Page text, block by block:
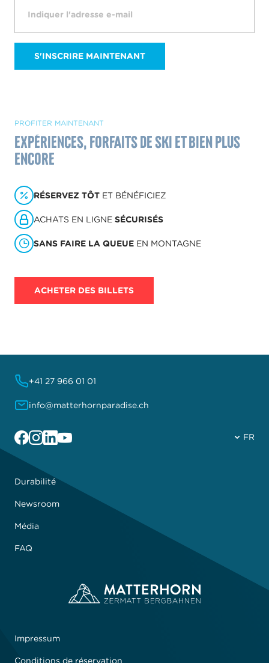
S'INSCRIRE MAINTENANT
PROFITER MAINTENANT
Expériences, forfaits de ski et bien plus
encore
RÉSERVEZ TÔT ET BÉNÉFICIEZ
ACHATS EN LIGNE SÉCURISÉS
SANS FAIRE LA QUEUE EN MONTAGNE
ACHETER DES BILLETS
+41 27 966 01 01
info@matterhornparadise.ch
Facebook
Instagram
Linkedin
YouTube FR
Durabilité
Newsroom
Média
FAQ
Impressum
Conditions de réservation